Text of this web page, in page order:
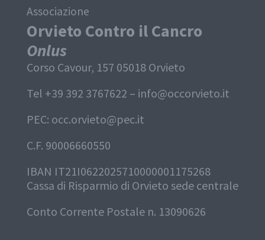
Associazione
Orvieto Contro il Cancro
Onlus
Corso Cavour, 157 05018 Orvieto
Tel +39 392 3767622 – info@occorvieto.it
PEC: occ.orvieto@pec.it
C.F. 90006660550
IBAN IT21I0622025710000001175268
Cassa di Risparmio di Orvieto sede centrale
Conto Corrente Postale n. 13090626